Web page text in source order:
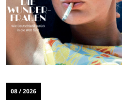
08 / 2026